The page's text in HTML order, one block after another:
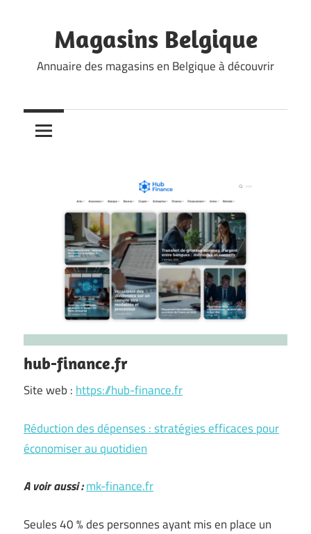
contentMagasins Belgique
Annuaire des magasins en Belgique à découvrir
hub-finance.fr
Site web : https://hub-finance.fr
Réduction des dépenses : stratégies efficaces pour
économiser au quotidien
A voir aussi :mk-finance.fr
Seules 40 % des personnes ayant mis en place un